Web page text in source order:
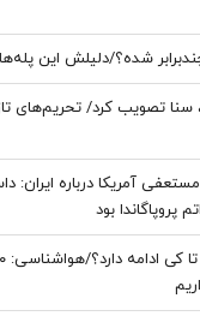
شده؟/دلیلش این
تصویب کرد/ تحریم‌های
آمریکا درباره ایران:
پروپاگاندا بود